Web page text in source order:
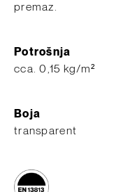
premaz.
Potrošnja
​cca. 0,15 kg/m²
Boja
transparent